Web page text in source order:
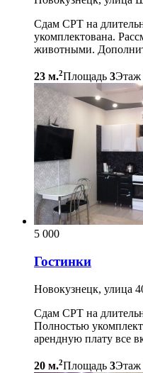
Сдам СРТ на
укомплектована.
животными.
23 м.2Площадь 3Этаж
5 000
Гостинки
Новокузнецк, улица
Сдам СРТ на
Полностью
арендную плату все
20 м.2Площадь 3Этаж